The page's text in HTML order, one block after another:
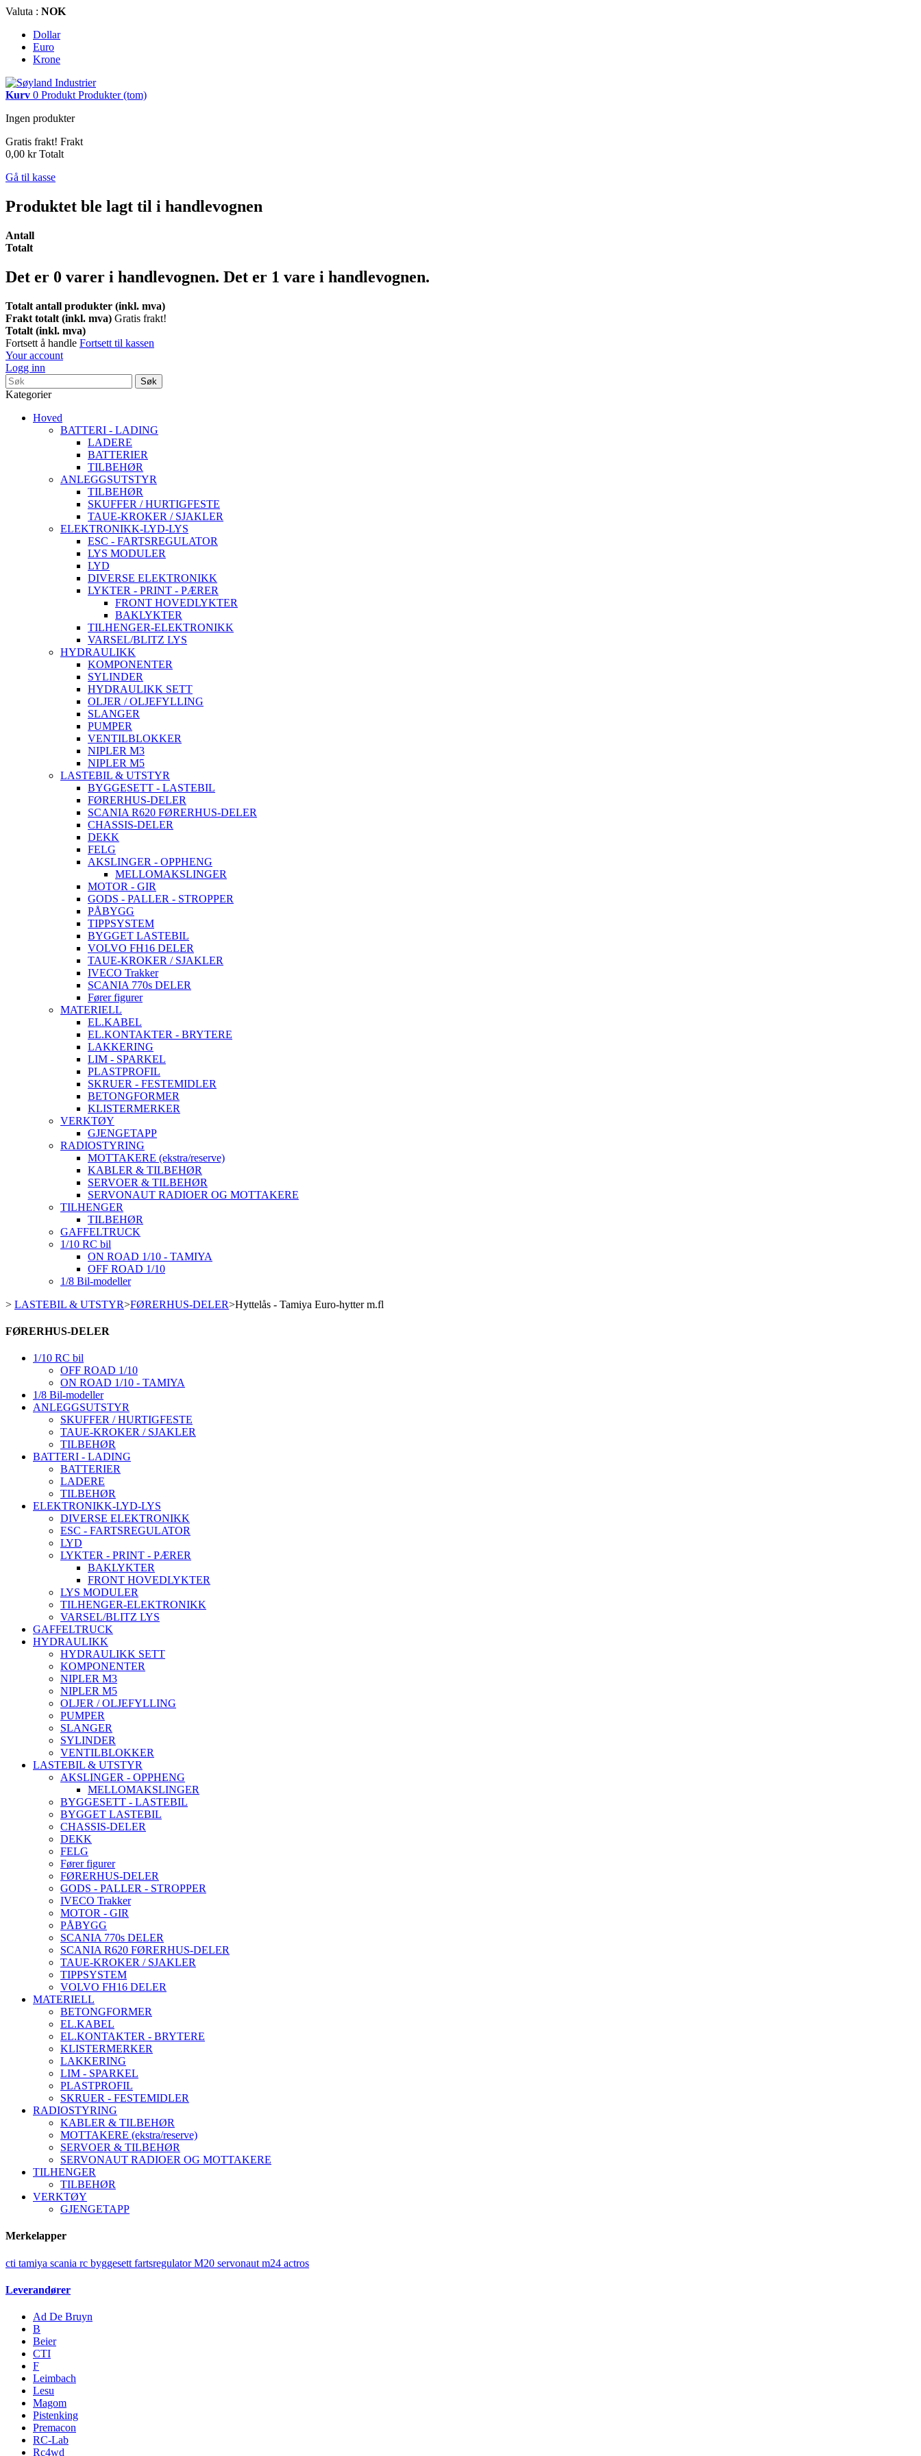
Valuta : NOK
Dollar
Euro
Krone
Kurv 0 Produkt Produkter (tom)
Ingen produkter
Gratis frakt! Frakt
0,00 kr Totalt
Gå til kasse
Produktet ble lagt til i handlevognen
Antall
Totalt
Det er 0 varer i handlevognen. Det er 1 vare i handlevognen.
Totalt antall produkter (inkl. mva)
Frakt totalt (inkl. mva) Gratis frakt!
Totalt (inkl. mva)
Fortsett å handle Fortsett til kassen
Your account
Logg inn
Søk
Kategorier
Hoved
BATTERI - LADING
LADERE
BATTERIER
TILBEHØR
ANLEGGSUTSTYR
TILBEHØR
SKUFFER / HURTIGFESTE
TAUE-KROKER / SJAKLER
ELEKTRONIKK-LYD-LYS
ESC - FARTSREGULATOR
LYS MODULER
LYD
DIVERSE ELEKTRONIKK
LYKTER - PRINT - PÆRER
FRONT HOVEDLYKTER
BAKLYKTER
TILHENGER-ELEKTRONIKK
VARSEL/BLITZ LYS
HYDRAULIKK
KOMPONENTER
SYLINDER
HYDRAULIKK SETT
OLJER / OLJEFYLLING
SLANGER
PUMPER
VENTILBLOKKER
NIPLER M3
NIPLER M5
LASTEBIL & UTSTYR
BYGGESETT - LASTEBIL
FØRERHUS-DELER
SCANIA R620 FØRERHUS-DELER
CHASSIS-DELER
DEKK
FELG
AKSLINGER - OPPHENG
MELLOMAKSLINGER
MOTOR - GIR
GODS - PALLER - STROPPER
PÅBYGG
TIPPSYSTEM
BYGGET LASTEBIL
VOLVO FH16 DELER
TAUE-KROKER / SJAKLER
IVECO Trakker
SCANIA 770s DELER
Fører figurer
MATERIELL
EL.KABEL
EL.KONTAKTER - BRYTERE
LAKKERING
LIM - SPARKEL
PLASTPROFIL
SKRUER - FESTEMIDLER
BETONGFORMER
KLISTERMERKER
VERKTØY
GJENGETAPP
RADIOSTYRING
MOTTAKERE (ekstra/reserve)
KABLER & TILBEHØR
SERVOER & TILBEHØR
SERVONAUT RADIOER OG MOTTAKERE
TILHENGER
TILBEHØR
GAFFELTRUCK
1/10 RC bil
ON ROAD 1/10 - TAMIYA
OFF ROAD 1/10
1/8 Bil-modeller
> LASTEBIL & UTSTYR>FØRERHUS-DELER>Hyttelås - Tamiya Euro-hytter m.fl
FØRERHUS-DELER
1/10 RC bil
OFF ROAD 1/10
ON ROAD 1/10 - TAMIYA
1/8 Bil-modeller
ANLEGGSUTSTYR
SKUFFER / HURTIGFESTE
TAUE-KROKER / SJAKLER
TILBEHØR
BATTERI - LADING
BATTERIER
LADERE
TILBEHØR
ELEKTRONIKK-LYD-LYS
DIVERSE ELEKTRONIKK
ESC - FARTSREGULATOR
LYD
LYKTER - PRINT - PÆRER
BAKLYKTER
FRONT HOVEDLYKTER
LYS MODULER
TILHENGER-ELEKTRONIKK
VARSEL/BLITZ LYS
GAFFELTRUCK
HYDRAULIKK
HYDRAULIKK SETT
KOMPONENTER
NIPLER M3
NIPLER M5
OLJER / OLJEFYLLING
PUMPER
SLANGER
SYLINDER
VENTILBLOKKER
LASTEBIL & UTSTYR
AKSLINGER - OPPHENG
MELLOMAKSLINGER
BYGGESETT - LASTEBIL
BYGGET LASTEBIL
CHASSIS-DELER
DEKK
FELG
Fører figurer
FØRERHUS-DELER
GODS - PALLER - STROPPER
IVECO Trakker
MOTOR - GIR
PÅBYGG
SCANIA 770s DELER
SCANIA R620 FØRERHUS-DELER
TAUE-KROKER / SJAKLER
TIPPSYSTEM
VOLVO FH16 DELER
MATERIELL
BETONGFORMER
EL.KABEL
EL.KONTAKTER - BRYTERE
KLISTERMERKER
LAKKERING
LIM - SPARKEL
PLASTPROFIL
SKRUER - FESTEMIDLER
RADIOSTYRING
KABLER & TILBEHØR
MOTTAKERE (ekstra/reserve)
SERVOER & TILBEHØR
SERVONAUT RADIOER OG MOTTAKERE
TILHENGER
TILBEHØR
VERKTØY
GJENGETAPP
Merkelapper
cti tamiya scania rc byggesett fartsregulatorM20 servonaut m24 actros
Leverandører
Ad De Bruyn
B
Beier
CTI
F
Leimbach
Lesu
Magom
Pistenking
Premacon
RC-Lab
Rc4wd